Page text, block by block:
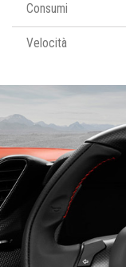
Consumi
Velocità